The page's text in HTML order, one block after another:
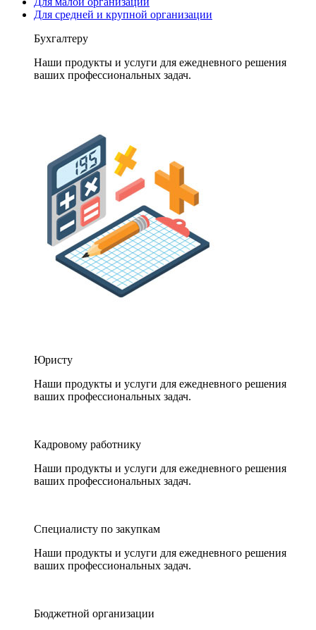
Для средней и крупной организации
Бухгалтеру
Наши продукты и услуги для ежедневного решения
ваших профессиональных задач.
Юристу
Наши продукты и услуги для ежедневного решения
ваших профессиональных задач.
Кадровому работнику
Наши продукты и услуги для ежедневного решения
ваших профессиональных задач.
Специалисту по закупкам
Наши продукты и услуги для ежедневного решения
ваших профессиональных задач.
Бюджетной организации